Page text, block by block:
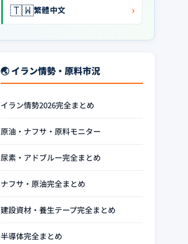
🇹🇼繁體中文 ›
🌏 イラン情勢・原料市況
イラン情勢2026完全まとめ
原油・ナフサ・原料モニター
尿素・アドブルー完全まとめ
ナフサ・原油完全まとめ
建設資材・養生テープ完全まとめ
半導体完全まとめ